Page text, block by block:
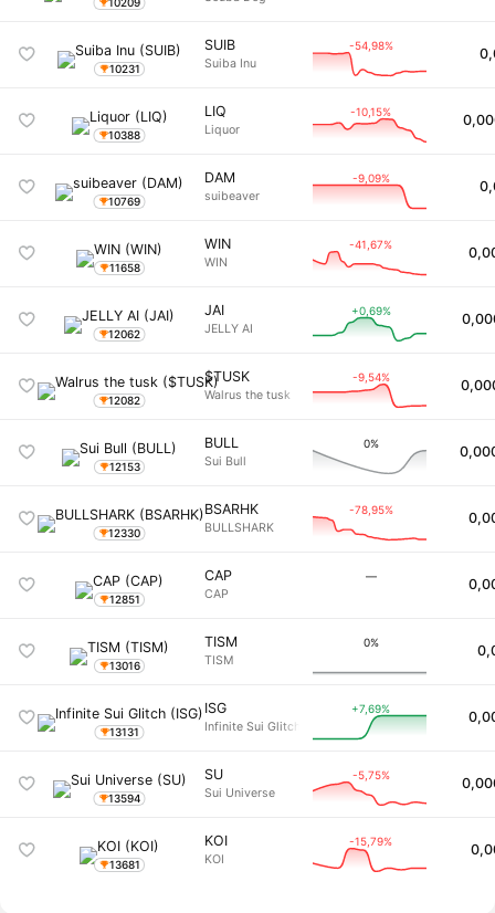
10231
SUIB
Suiba Inu
-54,98%
10388
LIQ
Liquor
-10,15%
10769
DAM
suibeaver
-9,09%
11658
WIN
WIN
-41,67%
12062
JAI
JELLY AI
+0,69%
12082
$TUSK
Walrus the tusk
-9,54%
12153
BULL
Sui Bull
0%
12330
BSARHK
BULLSHARK
-78,95%
12851
CAP
CAP
―
13016
TISM
TISM
0%
13131
ISG
Infinite Sui Glitch
+7,69%
13594
SU
Sui Universe
-5,75%
13681
KOI
KOI
-15,79%